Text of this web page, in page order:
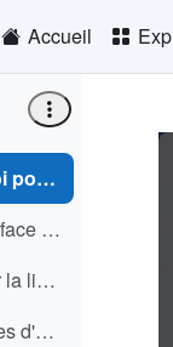
Accueil
Colodus, mode d'emploi pour un exemplarisateur d'une bibliothèque non déployée dans le Sudoc
1 - Présentation de l'interface de Colodus (PPTX)
2 - Rechercher, consulter la liste de résultats et sélectionner une notice (PPTX)
3 - La création de données d'exemplaires (PPTX)